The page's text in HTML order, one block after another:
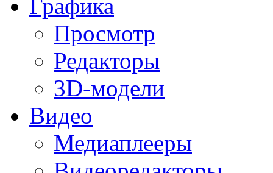
Графика
Просмотр
Редакторы
3D-модели
Видео
Медиаплееры